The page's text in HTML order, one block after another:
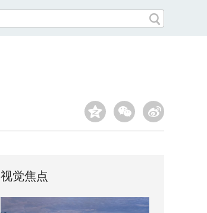
视觉焦点